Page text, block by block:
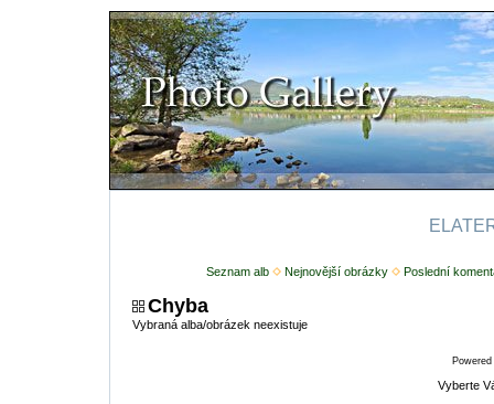
Seznam alb Nejnovější obrázky Poslední
Chyba
Vybraná alba/obrázek neexistuje
Vyberte